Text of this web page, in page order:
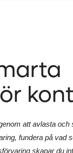
att avlasta och
fundera på vad
skapar du